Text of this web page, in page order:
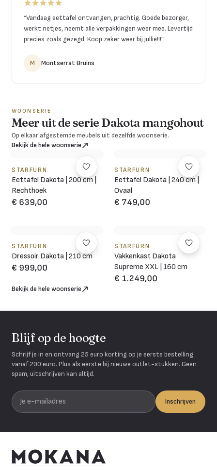
“Vandaag eettafel ontvangen, prachtig. Goede bezorger,
werkt netjes, neemt alle verpakkingen weer mee. Levertijd
precies zoals gezegd. Koop zeker weer bij jullie!!!”
M Montserrat Bruins
WOONSERIE
Meer uit de serie Dakota mangohout
Op elkaar afgestemde meubels uit dezelfde woonserie.
Bekijk de hele woonserie
STARFURN
Eettafel Dakota | 200 cm |
Rechthoek
€ 639,00
STARFURN
Eettafel Dakota | 240 cm |
Ovaal
€ 749,00
STARFURN
Dressoir Dakota | 210 cm
€ 999,00
STARFURN
Vakkenkast Dakota
Supreme XXL | 160 cm
€ 1.249,00
Bekijk de hele woonserie
Blijf op de hoogte
Schrijf je in en ontvang 25 euro korting op je eerste bestelling
vanaf 200 euro. Plus als eerste bij nieuwe outlet-stukken. Geen
spam, uitschrijven kan altijd.
Je e-mailadres
Inschrijven